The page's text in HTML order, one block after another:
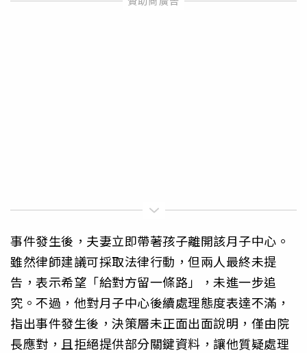
事件發生後，夫妻立即帶著孩子離開該月子中心。
雖然律師建議可採取法律行動，但兩人最終未提
告，表示希望「給對方留一條路」，未進一步追
究。不過，他對月子中心後續處理態度表達不滿，
指出事件發生後，決策層未正面出面說明，僅由院
長應對，且拒絕提供部分關鍵資料，讓他質疑處理